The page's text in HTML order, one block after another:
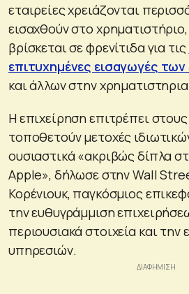
εταιρείες χρειάζονται
εισαχθούν στο
βρίσκεται σε φρενίτιδα για τις
επιτυχημένες εισαγωγές
και άλλων στην
Η επιχείρηση επιτρέπει
τοποθετούν μετοχές
ουσιαστικά «ακριβώς δίπλα
Apple», δήλωσε στην Wall
Κορένιουκ, παγκόσμιος
την ευθυγράμμιση
περιουσιακά στοιχεία και
υπηρεσιών.